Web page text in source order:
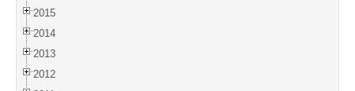
2015
2014
2013
2012